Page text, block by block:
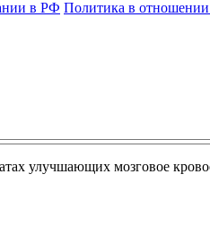
в РФ Политика в
улучшающих мозговое